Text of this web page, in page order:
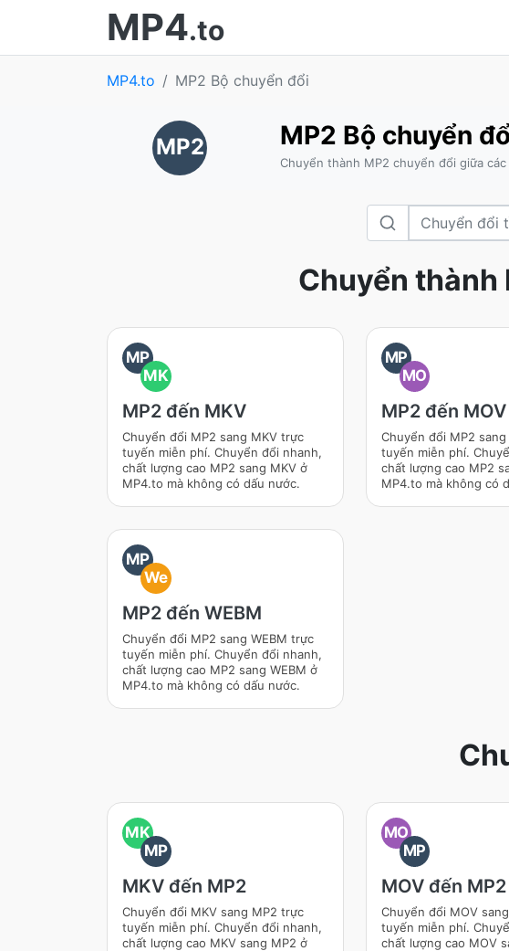
MP4.to
MP4.to MP2 Bộ chuyển đổi
MP2 MP2 Bộ chuyển
Chuyển thành MP2 chuyển đổi giữa
Chuyển thành
MP
MK
MP2 đến MKV
Chuyển đổi MP2 sang MKV trực
tuyến miễn phí. Chuyển đổi nhanh,
chất lượng cao MP2 sang MKV ở
MP4.to mà không có dấu nước.
MP
MO
MP2 đến MOV
Chuyển đổi MP2
tuyến miễn phí.
chất lượng cao MP2
MP4.to mà không có
MP
We
MP2 đến WEBM
Chuyển đổi MP2 sang WEBM trực
tuyến miễn phí. Chuyển đổi nhanh,
chất lượng cao MP2 sang WEBM ở
MP4.to mà không có dấu nước.
MK
MP
MKV đến MP2
Chuyển đổi MKV sang MP2 trực
tuyến miễn phí. Chuyển đổi nhanh,
chất lượng cao MKV sang MP2 ở
MO
MP
MOV đến MP2
Chuyển đổi MOV
tuyến miễn phí.
chất lượng cao MOV